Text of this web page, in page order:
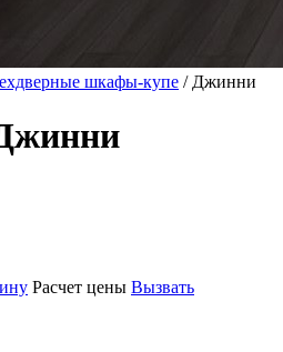
шкафы-купе / Джинни
Расчет цены Вызвать